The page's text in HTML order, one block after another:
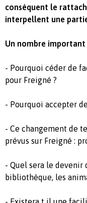
conséquent le
interpellent une
Un nombre important
- Pourquoi céder de
pour Freigné ?
- Pourquoi accepter
- Ce changement de
prévus sur Freigné :
- Quel sera le devenir
bibliothèque, les